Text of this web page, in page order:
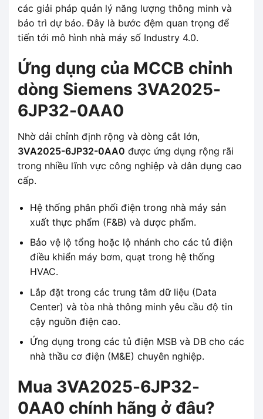
các giải pháp quản lý năng lượng thông minh và
bảo trì dự báo. Đây là bước đệm quan trọng để
tiến tới mô hình nhà máy số Industry 4.0.
Ứng dụng của MCCB chỉnh
dòng Siemens 3VA2025-
6JP32-0AA0
Nhờ dải chỉnh định rộng và dòng cắt lớn,
3VA2025-6JP32-0AA0 được ứng dụng rộng rãi
trong nhiều lĩnh vực công nghiệp và dân dụng cao
cấp.
Hệ thống phân phối điện trong nhà máy sản
xuất thực phẩm (F&B) và dược phẩm.
Bảo vệ lộ tổng hoặc lộ nhánh cho các tủ điện
điều khiển máy bơm, quạt trong hệ thống
HVAC.
Lắp đặt trong các trung tâm dữ liệu (Data
Center) và tòa nhà thông minh yêu cầu độ tin
cậy nguồn điện cao.
Ứng dụng trong các tủ điện MSB và DB cho các
nhà thầu cơ điện (M&E) chuyên nghiệp.
Mua 3VA2025-6JP32-
0AA0 chính hãng ở đâu?